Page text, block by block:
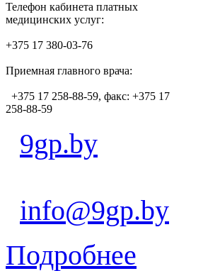
Телефон кабинета платных
медицинских услуг:
+375 17 380-03-76
Приемная главного врача:
+375 17 258-88-59, факс: +375 17
258-88-59
9gp.by
info@9gp.by
Подробнее